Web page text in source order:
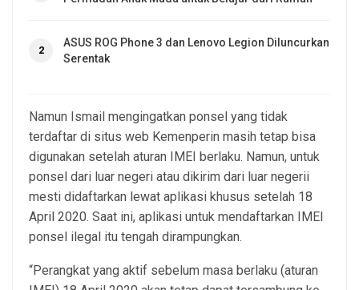
2
ASUS ROG Phone 3 dan Lenovo Legion Diluncurkan
Serentak
Namun Ismail mengingatkan ponsel yang tidak
terdaftar di situs web Kemenperin masih tetap bisa
digunakan setelah aturan IMEI berlaku. Namun, untuk
ponsel dari luar negeri atau dikirim dari luar negerii
mesti didaftarkan lewat aplikasi khusus setelah 18
April 2020. Saat ini, aplikasi untuk mendaftarkan IMEI
ponsel ilegal itu tengah dirampungkan.
“Perangkat yang aktif sebelum masa berlaku (aturan